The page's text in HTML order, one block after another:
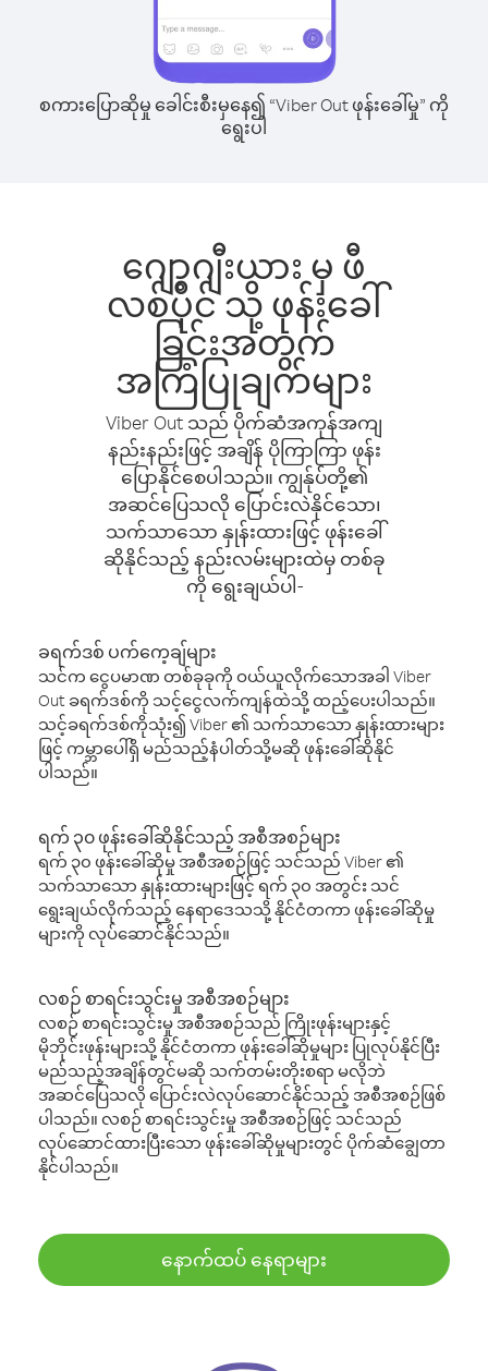
စကားပြောဆိုမှု ခေါင်းစီးမှနေ၍ “Viber Out ဖုန်းခေါ်မှု” ကို
ရွေးပါ
ဂျော့ဂျီးယား မှ ဖီ
လစ်ပိုင် သို့ ဖုန်းခေါ်
ခြင်းအတွက်
အကြံပြုချက်များ
Viber Out သည် ပိုက်ဆံအကုန်အကျ
နည်းနည်းဖြင့် အချိန် ပိုကြာကြာ ဖုန်း
ပြောနိုင်စေပါသည်။ ကျွန်ုပ်တို့၏
အဆင်ပြေသလို ပြောင်းလဲနိုင်သော၊
သက်သာသော နှုန်းထားဖြင့် ဖုန်းခေါ်
ဆိုနိုင်သည့် နည်းလမ်းများထဲမှ တစ်ခု
ကို ရွေးချယ်ပါ-
ခရက်ဒစ် ပက်ကေ့ချ်များ
သင်က ငွေပမာဏ တစ်ခုခုကို ဝယ်ယူလိုက်သောအခါ Viber
Out ခရက်ဒစ်ကို သင့်ငွေလက်ကျန်ထဲသို့ ထည့်ပေးပါသည်။
သင့်ခရက်ဒစ်ကိုသုံး၍ Viber ၏ သက်သာသော နှုန်းထားများ
ဖြင့် ကမ္ဘာပေါ်ရှိ မည်သည့်နံပါတ်သို့မဆို ဖုန်းခေါ်ဆိုနိုင်
ပါသည်။
ရက် ၃၀ ဖုန်းခေါ်ဆိုနိုင်သည့် အစီအစဉ်များ
ရက် ၃၀ ဖုန်းခေါ်ဆိုမှု အစီအစဉ်ဖြင့် သင်သည် Viber ၏
သက်သာသော နှုန်းထားများဖြင့် ရက် ၃၀ အတွင်း သင်
ရွေးချယ်လိုက်သည့် နေရာဒေသသို့ နိုင်ငံတကာ ဖုန်းခေါ်ဆိုမှု
များကို လုပ်ဆောင်နိုင်သည်။
လစဉ် စာရင်းသွင်းမှု အစီအစဉ်များ
လစဉ် စာရင်းသွင်းမှု အစီအစဉ်သည် ကြိုးဖုန်းများနှင့်
မိုဘိုင်းဖုန်းများသို့ နိုင်ငံတကာ ဖုန်းခေါ်ဆိုမှုများ ပြုလုပ်နိုင်ပြီး
မည်သည့်အချိန်တွင်မဆို သက်တမ်းတိုးစရာ မလိုဘဲ
အဆင်ပြေသလို ပြောင်းလဲလုပ်ဆောင်နိုင်သည့် အစီအစဉ်ဖြစ်
ပါသည်။ လစဉ် စာရင်းသွင်းမှု အစီအစဉ်ဖြင့် သင်သည်
လုပ်ဆောင်ထားပြီးသော ဖုန်းခေါ်ဆိုမှုများတွင် ပိုက်ဆံချွေတာ
နိုင်ပါသည်။
နောက်ထပ် နေရာများ